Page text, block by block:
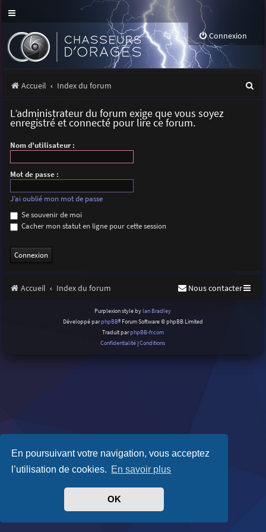
En poursuivant votre navigation, vous acceptez
l’utilisation de cookies. En savoir plus
OK
Connexion
Accueil Index du forum
L’administrateur du forum exige que vous soyez
enregistré et connecté pour lire ce forum.
Nom d’utilisateur :
Mot de passe :
J’ai oublié mon mot de passe
Se souvenir de moi
Cacher mon statut en ligne pour cette session
Accueil Index du forum Nous contacter
Purplexion style by Ian Bradley
Développé parphpBB® Forum Software © phpBB Limited
Traduit parphpBB-fr.com
Confidentialité |Conditions